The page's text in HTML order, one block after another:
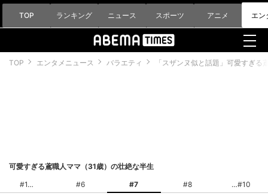
TOP ランキング ニュース スポーツ アニメ エン
TOP エンタメニュース バラエティ 「スザンヌ似と話題」可愛すぎ
可愛すぎる鳶職人ママ（31歳）の壮絶な半生
#1
#6 #7 #8 #10